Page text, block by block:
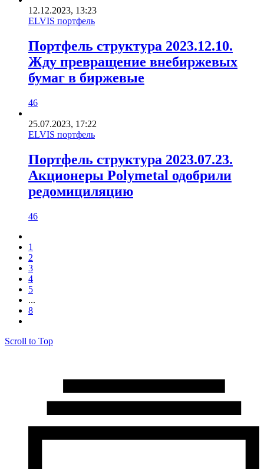
12.12.2023, 13:23
ELVIS портфель
Портфель структура 2023.12.10.
Жду превращение внебиржевых
бумаг в биржевые
46
25.07.2023, 17:22
ELVIS портфель
Портфель структура 2023.07.23.
Акционеры Polymetal одобрили
редомициляцию
46
1
2
3
4
5
...
8
Scroll to Top